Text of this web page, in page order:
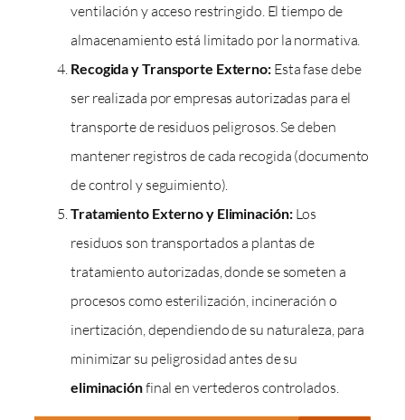
ventilación y acceso restringido. El tiempo de
almacenamiento está limitado por la normativa.
Recogida y Transporte Externo: Esta fase debe
ser realizada por empresas autorizadas para el
transporte de residuos peligrosos. Se deben
mantener registros de cada recogida (documento
de control y seguimiento).
Tratamiento Externo y Eliminación:Los
residuos son transportados a plantas de
tratamiento autorizadas, donde se someten a
procesos como esterilización, incineración o
inertización, dependiendo de su naturaleza, para
minimizar su peligrosidad antes de su
eliminaciónfinal en vertederos controlados.